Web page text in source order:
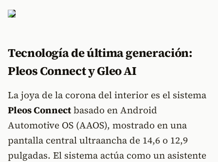
Tecnología de última generación:
Pleos Connect y Gleo AI
La joya de la corona del interior es el sistema
Pleos Connectbasado en Android
Automotive OS (AAOS), mostrado en una
pantalla central ultraancha de 14,6 o 12,9
pulgadas. El sistema actúa como un asistente